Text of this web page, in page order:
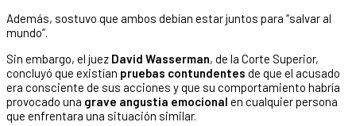
Además, sostuvo que ambos debían estar juntos para “salvar al
mundo”.
Sin embargo, el juez David Wasserman, de la Corte Superior,
concluyó que existían pruebas contundentes de que el acusado
era consciente de sus acciones y que su comportamiento habría
provocado una grave angustia emocional en cualquier persona
que enfrentara una situación similar.